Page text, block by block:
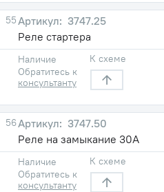
55
3747.25
Реле стартера
Наличие
Обратитесь к
консультанту
К схеме
56
3747.50
Реле на замыкание 30А
Наличие
Обратитесь к
консультанту
К схеме